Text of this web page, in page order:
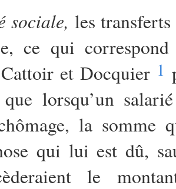
sociale, les
ce qui
et Docquier 1
lorsqu’un
la somme
qui lui est dû,
le